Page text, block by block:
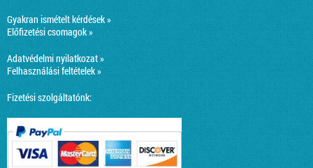
Gyakran ismételt kérdések »
Előfizetési csomagok »
Adatvédelmi nyilatkozat »
Felhasználási feltételek »
Fizetési szolgáltatónk: